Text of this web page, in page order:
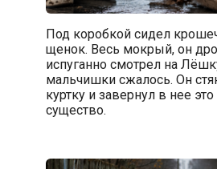
Под коробкой сидел
щенок. Весь мокрый, он
испуганно смотрел на
мальчишки сжалось. Он
куртку и завернул в нее это
существо.